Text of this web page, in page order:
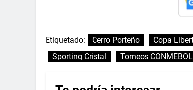
Etiquetado: Cerro Porteño Copa
Sporting Cristal
Torneos CONMEBOL